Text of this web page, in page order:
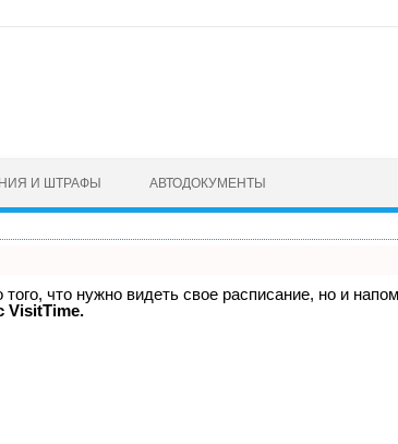
И ШТРАФЫ АВТОДОКУМЕНТЫ
что нужно видеть свое расписание, но и
VisitTime.